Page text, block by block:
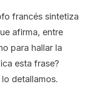
francés sintetiza
afirma, entre
para hallar la
esta frase?
detallamos.